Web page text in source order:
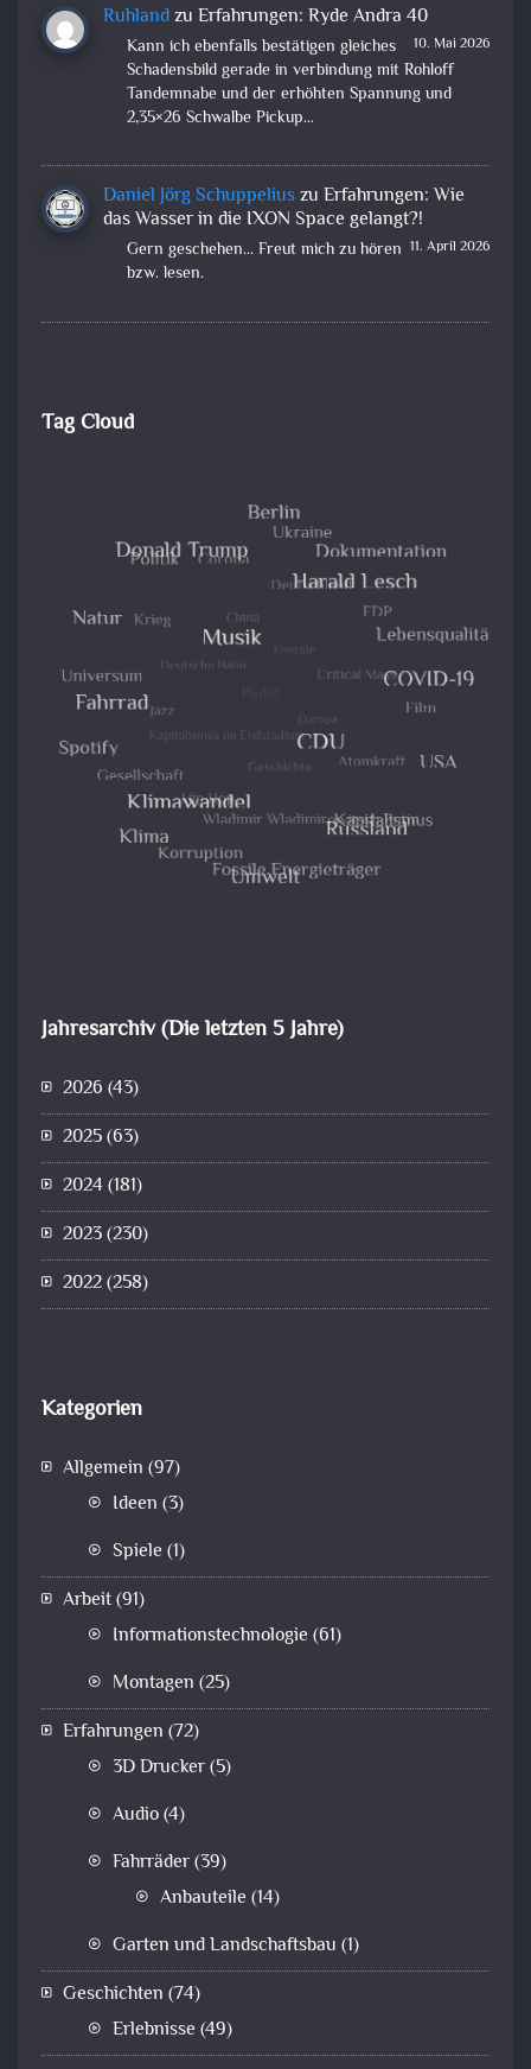
Ruhlandzu Erfahrungen: Ryde Andra 40
10. Mai 2026
Kann ich ebenfalls bestätigen gleiches
Schadensbild gerade in verbindung mit Rohloff
Tandemnabe und der erhöhten Spannung und
2,35×26 Schwalbe Pickup…
Daniel Jörg Schuppeliuszu Erfahrungen: Wie
das Wasser in die IXON Space gelangt?!
11. April 2026
Gern geschehen... Freut mich zu hören
bzw. lesen.
Tag Cloud
Jahresarchiv (Die letzten 5 Jahre)
2026 (43)
2025(63)
2024(181)
2023(230)
2022(258)
Kategorien
Allgemein (97)
Ideen (3)
Spiele (1)
Arbeit(91)
Informationstechnologie (61)
Montagen (25)
Erfahrungen (72)
3D Drucker(5)
Audio(4)
Fahrräder(39)
Anbauteile (14)
Garten und Landschaftsbau (1)
Geschichten (74)
Erlebnisse (49)